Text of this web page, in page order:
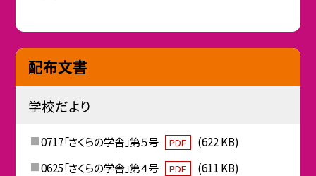
配布文書
学校だより
0717「さくらの学舎」第５号 PDF
(622 KB)
0625「さくらの学舎」第４号
PDF
(611 KB)